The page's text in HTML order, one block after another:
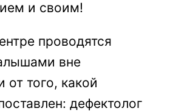
и своим!
проводятся
вне
от того, какой
дефектолог